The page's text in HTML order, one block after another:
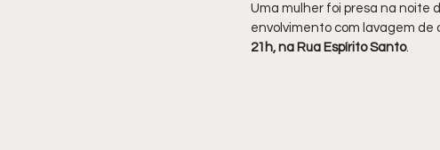
Uma mulher foi presa na noite
envolvimento com lavagem de
21h, na Rua Espírito Santo.